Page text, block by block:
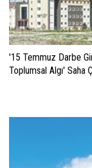
'15 Temmuz Darbe
Toplumsal Algı' Saha